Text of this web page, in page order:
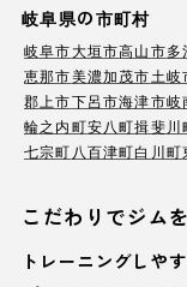
岐阜県の市町村
岐阜市大垣市高山市多
恵那市美濃加茂市土岐
郡上市下呂市海津市岐
輪之内町安八町揖斐川
七宗町 八百津町白川町
こだわりでジム
トレーニングしや